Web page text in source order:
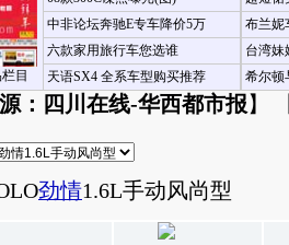
目
中非论坛奔驰E专车降价5万
六款家用旅行车您选谁
天语SX4 全系车型购买推荐
布兰妮
台湾妹
希尔顿
：四川在线-华西都市报 】
劲情1.6L手动风尚型